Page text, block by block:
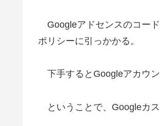
Googleアドセンスのコー
ポリシーに引っかかる。
下手するとGoogleアカウン
ということで、Googleカス